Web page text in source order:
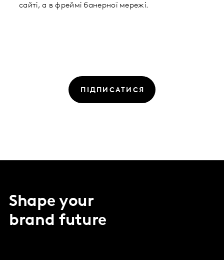
сайті, а в фреймі банерної мережі.
ПІДПИСАТИСЯ
Shape your
brand future